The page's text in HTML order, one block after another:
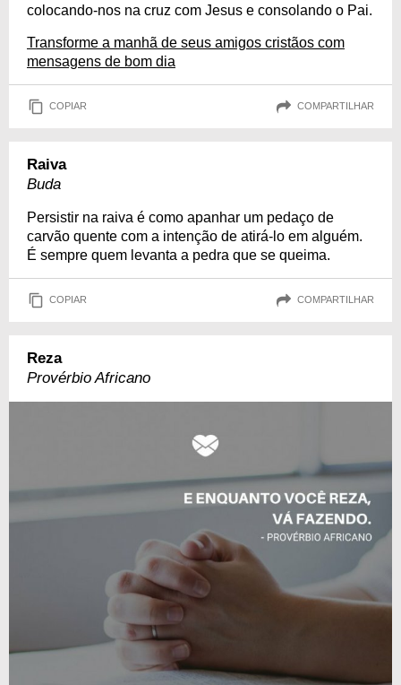
colocando-nos na cruz com Jesus e consolando o Pai.
Transforme a manhã de seus amigos cristãos com
mensagens de bom dia
COPIAR COMPARTILHAR
Raiva
Buda
Persistir na raiva é como apanhar um pedaço de
carvão quente com a intenção de atirá-lo em alguém.
É sempre quem levanta a pedra que se queima.
COPIAR COMPARTILHAR
Reza
Provérbio Africano